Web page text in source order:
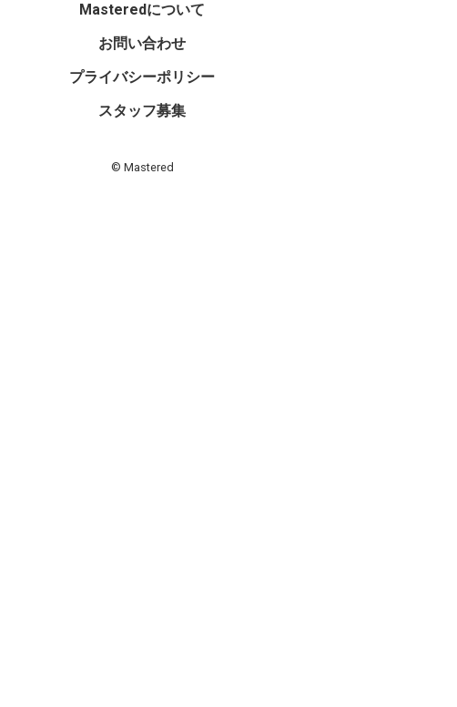
Masteredについて
お問い合わせ
プライバシーポリシー
スタッフ募集
© Mastered